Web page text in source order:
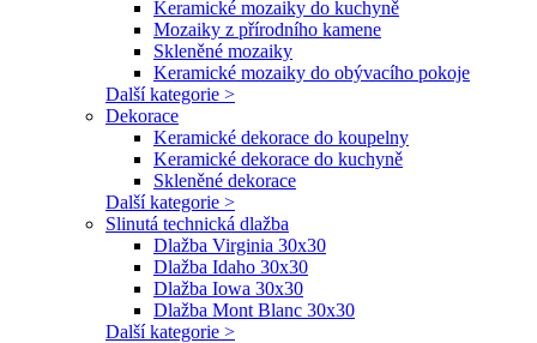
Keramické mozaiky do kuchyně
Mozaiky z přírodního kamene
Skleněné mozaiky
Keramické mozaiky do obývacího pokoje
Další kategorie >
Dekorace
Keramické dekorace do koupelny
Keramické dekorace do kuchyně
Skleněné dekorace
Další kategorie >
Slinutá technická dlažba
Dlažba Virginia 30x30
Dlažba Idaho 30x30
Dlažba Iowa 30x30
Dlažba Mont Blanc 30x30
Další kategorie >